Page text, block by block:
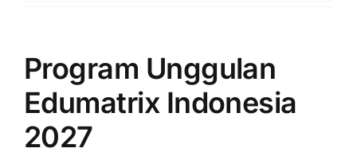
Program Unggulan
Edumatrix Indonesia
2027